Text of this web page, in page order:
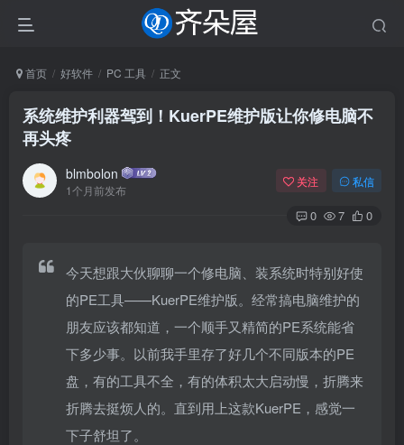
首页 好软件 PC 工具 正文
系统维护利器驾到！KuerPE维护版让你修电脑不
再头疼
blmbolon
1个月前发布
关注 私信
0 7 0
今天想跟大伙聊聊一个修电脑、装系统时特别好使
的PE工具——KuerPE维护版。经常搞电脑维护的
朋友应该都知道，一个顺手又精简的PE系统能省
下多少事。以前我手里存了好几个不同版本的PE
盘，有的工具不全，有的体积太大启动慢，折腾来
折腾去挺烦人的。直到用上这款KuerPE，感觉一
下子舒坦了。